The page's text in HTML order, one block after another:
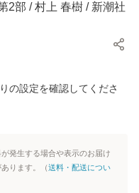
2部 / 村上 春樹 / 新潮社
の設定を確認してくださ
発生する場合や表示のお届け
ります。（送料・配送につい